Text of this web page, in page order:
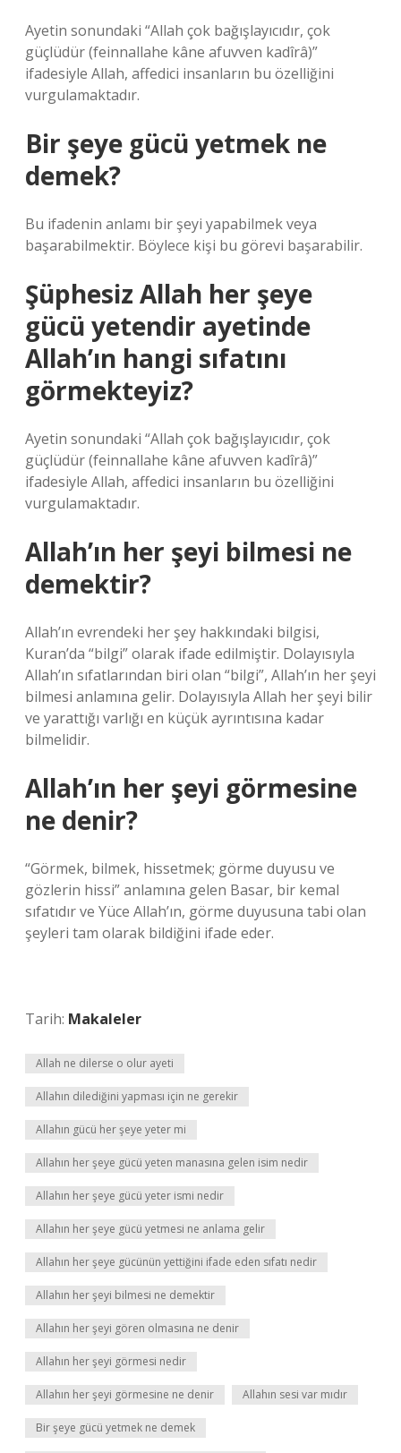
Ayetin sonundaki “Allah çok bağışlayıcıdır, çok
güçlüdür (feinnallahe kâne afuvven kadîrâ)”
ifadesiyle Allah, affedici insanların bu özelliğini
vurgulamaktadır.
Bir şeye gücü yetmek ne
demek?
Bu ifadenin anlamı bir şeyi yapabilmek veya
başarabilmektir. Böylece kişi bu görevi başarabilir.
Şüphesiz Allah her şeye
gücü yetendir ayetinde
Allah’ın hangi sıfatını
görmekteyiz?
Ayetin sonundaki “Allah çok bağışlayıcıdır, çok
güçlüdür (feinnallahe kâne afuvven kadîrâ)”
ifadesiyle Allah, affedici insanların bu özelliğini
vurgulamaktadır.
Allah’ın her şeyi bilmesi ne
demektir?
Allah’ın evrendeki her şey hakkındaki bilgisi,
Kuran’da “bilgi” olarak ifade edilmiştir. Dolayısıyla
Allah’ın sıfatlarından biri olan “bilgi”, Allah’ın her şeyi
bilmesi anlamına gelir. Dolayısıyla Allah her şeyi bilir
ve yarattığı varlığı en küçük ayrıntısına kadar
bilmelidir.
Allah’ın her şeyi görmesine
ne denir?
“Görmek, bilmek, hissetmek; görme duyusu ve
gözlerin hissi” anlamına gelen Basar, bir kemal
sıfatıdır ve Yüce Allah’ın, görme duyusuna tabi olan
şeyleri tam olarak bildiğini ifade eder.
Tarih: Makaleler
Allah ne dilerse o olur ayeti
Allahın dilediğini yapması için ne gerekir
Allahın gücü her şeye yeter mi
Allahın her şeye gücü yeten manasına gelen isim nedir
Allahın her şeye gücü yeter ismi nedir
Allahın her şeye gücü yetmesi ne anlama gelir
Allahın her şeye gücünün yettiğini ifade eden sıfatı nedir
Allahın her şeyi bilmesi ne demektir
Allahın her şeyi gören olmasına ne denir
Allahın her şeyi görmesi nedir
Allahın her şeyi görmesine ne denir Allahın sesi var mıdır
Bir şeye gücü yetmek ne demek